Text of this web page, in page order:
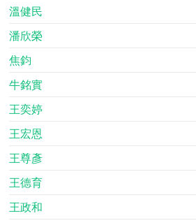
溫健民
潘欣榮
焦鈞
牛銘實
王奕婷
王宏恩
王尊彥
王德育
王政和